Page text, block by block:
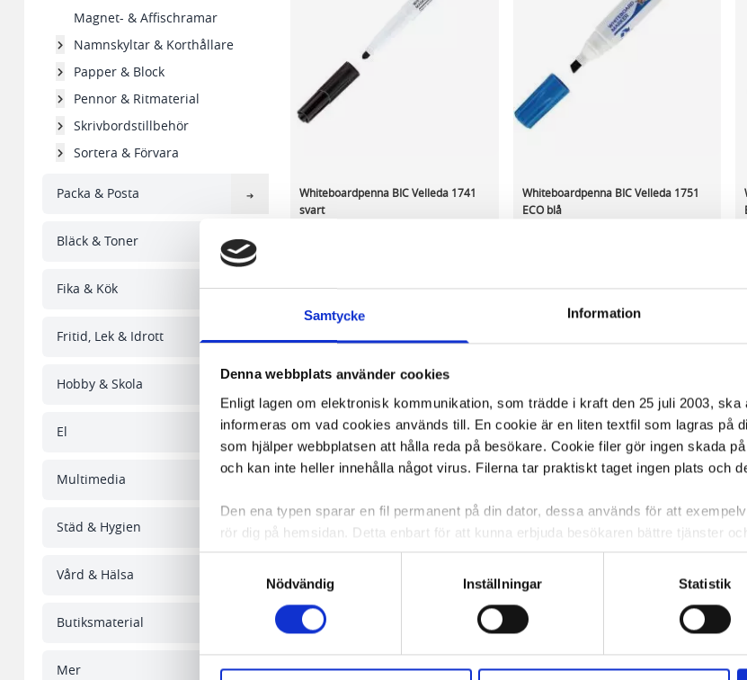
Samtycke Information
Denna webbplats använder cookies
Enligt lagen om elektronisk kommunikation, som trädde i kraft den 25 juli 2003,
informeras om vad cookies används till. En cookie är en liten textfil som lagras på
som hjälper webbplatsen att hålla reda på besökare. Cookie filer gör ingen skada
och kan inte heller innehålla något virus. Filerna tar praktiskt taget ingen plats och
Den ena typen sparar en fil permanent på din dator, dessa används för att
rör dig på hemsidan. Detta enbart för att kunna erbjuda besökaren bättre tjänster
de flesta webbläsare har funktioner för detta. Informationen som sparas på din
någon koppling till personlig information, alltså helt anonymt.
Den andra typen av cookies som vanligtvis används är session cookies. Under
Nödvändig
Inställningar Statistik
Magnet- & Affischramar
Namnskyltar & Korthållare
Papper & Block
Pennor & Ritmaterial
Skrivbordstillbehör
Sortera & Förvara
Packa & Posta
Bläck & Toner
Fika & Kök
Fritid, Lek & Idrott
Hobby & Skola
El
Multimedia
Städ & Hygien
Vård & Hälsa
Butiksmaterial
Mer
Whiteboardpenna BIC Velleda 1741
svart
-
Whiteboardpenna BIC Velleda 1751
ECO blå
Whiteboardpenna BIC Velleda 1781
Whiteboardpenna BIC Velleda 1781